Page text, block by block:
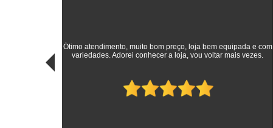
Ótimo atendimento, muito bom preço, loja bem equipada e com
variedades. Adorei conhecer a loja, vou voltar mais vezes.